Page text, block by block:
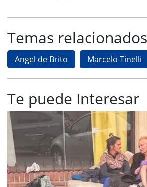
Temas relacionados
Angel de Brito Marcelo Tinelli
Te puede Interesar